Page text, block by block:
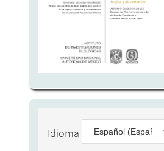
Idioma